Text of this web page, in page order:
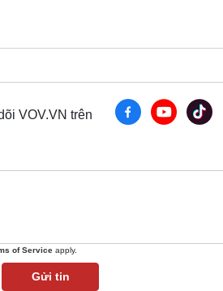
VOV.VN trên
of Service apply.
Gửi tin